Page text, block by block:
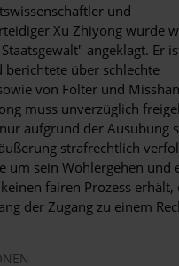
und
Xu Zhiyong wurde
angeklagt. Er
über schlechte
von Folter und
muss unverzüglich
aufgrund der Ausübung
strafrechtlich
um sein Wohlergehen und
fairen Prozess
der Zugang zu einem